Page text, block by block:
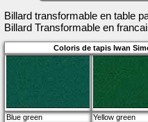
Billard transformable en table
Billard Transformable en
Coloris de tapis Iwan
Blue green Yellow green